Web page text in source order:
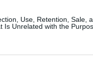
Use, Retention, Sale,
Is Unrelated with the